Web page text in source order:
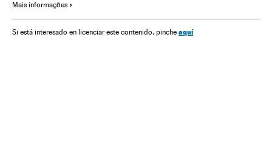
Gleisi Hoffmann
Corrupção política Brasil Polícia Julgamentos
Mais informações
Si está interesado en licenciar este contenido, pinche aquí